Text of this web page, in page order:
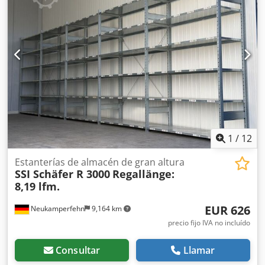
Actualmente en stock: 1.338 uds. Sus personas de contacto
en nuestra empresa: Sr. Andre Evering Sr. Mario Klöver Sr.
Falk Deutsch Información general sobre el artículo: Este
artículo solo se ofrece para recogida. El transporte
adicional o el envío de este artículo conlleva costes
adicionales, que pueden consultarse con nosotros según
el lugar de entrega y/o el volumen del envío.
1 / 12
Neukamperfehn 9,164 km
Estanterías de almacén de gran altura
SSI Schäfer R 3000 Regallänge:
8,19 lfm.
EUR 626
precio fijo IVA no incluído
Consultar Llamar